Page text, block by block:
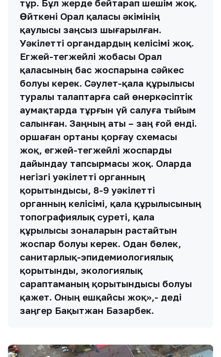
тұр. Бұл жерде бейтарап шешім жоқ.
Өйткені Орал қаласы әкімінің
қаулысы заңсыз шығарылған.
Уәкілетті органдардың келісімі жоқ.
Егжей-тегжейлі жобасы Орал
қаласының бас жоспарына сәйкес
болуы керек. Сәулет-қала құрылысы
туралы талаптарға сай өнеркәсіптік
аумақтарда тұрғын үй салуға тыйым
салынған. Заңның аты – заң ғой енді.
Қоршаған ортаны қорғау схемасы
жоқ, егжей-тегжейлі жоспарды
дайындау тапсырмасы жоқ. Оларда
негізгі уәкілетті органның
қорытындысы, 8-9 уәкілетті
органның келісімі, қала құрылысының
топографиялық суреті, қала
құрылысы зоналарын растайтын
жоспар болуы керек. Одан бөлек,
санитарлық-эпидемиологиялық
қорытынды, экологиялық
сараптаманың қорытындысы болуы
қажет. Оның ешқайсы жоқ»,- деді
заңгер Бақытжан Базарбек.